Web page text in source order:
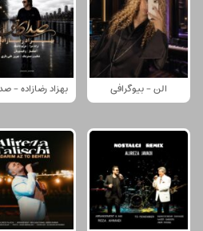
الن - بیوگرافی بهزاد رضازاده -